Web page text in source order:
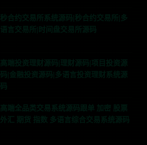
秒合约交易所系统源码|秒合约交易所|多
语言交易所|时间盘交易所源码
高端投资理财源码|理财源码|项目投资源
码|金融投资源码|多语言投资理财系统源
码
高端全品类交易系统源码跟单 加密 股票
外汇 期货 指数 多语言综合交易系统源码